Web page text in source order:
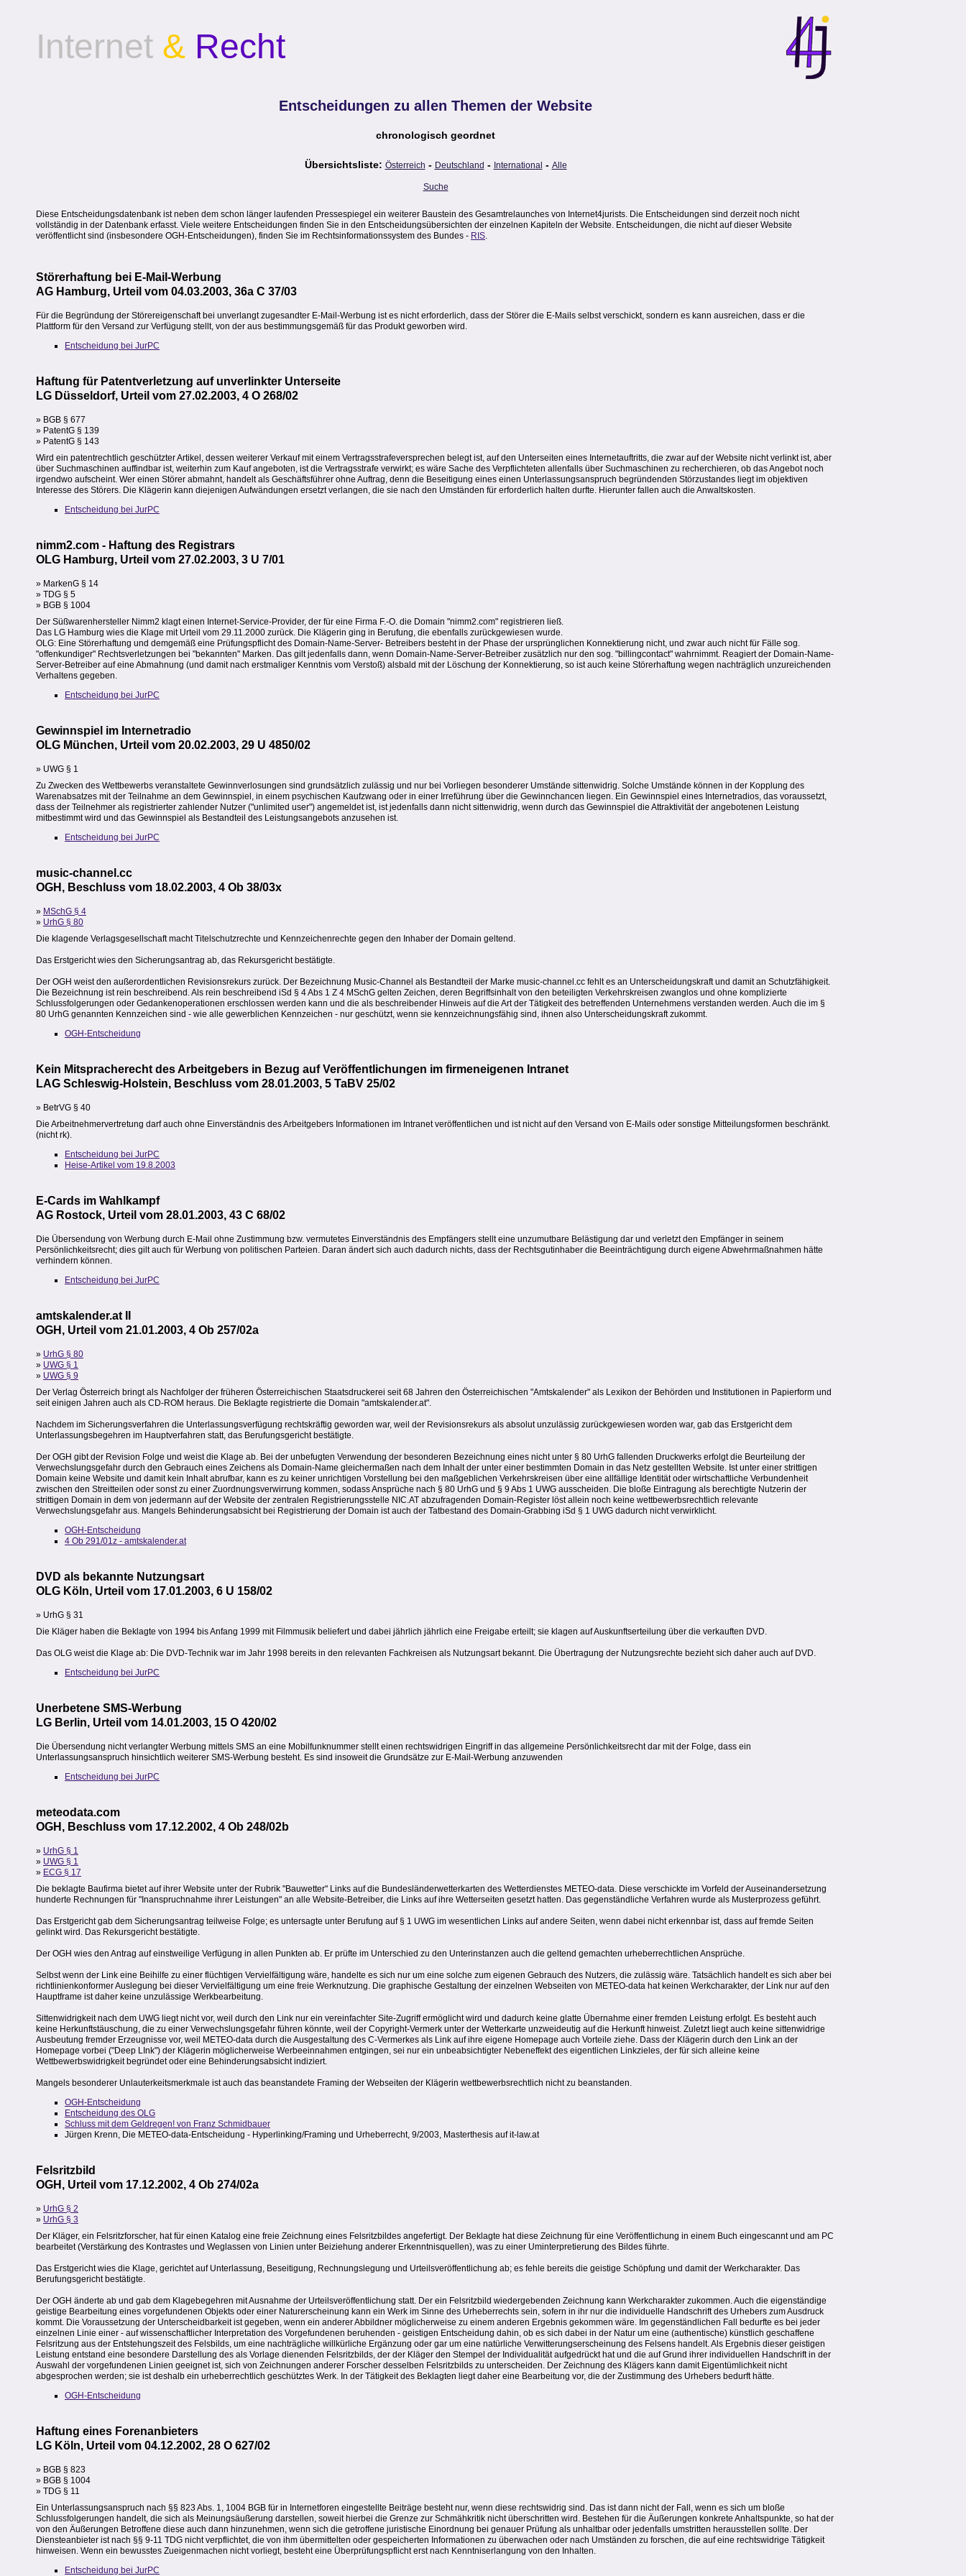
Internet & Recht
Entscheidungen zu allen Themen der Website
chronologisch geordnet
Übersichtsliste: Österreich - Deutschland - International - Alle
Suche
Diese Entscheidungsdatenbank ist neben dem schon länger laufenden Pressespiegel ein weiterer Baustein des Gesamtrelaunches von Internet4jurists. Die Entscheidungen sind derzeit noch nicht
vollständig in der Datenbank erfasst. Viele weitere Entscheidungen finden Sie in den Entscheidungsübersichten der einzelnen Kapiteln der Website. Entscheidungen, die nicht auf dieser Website
veröffentlicht sind (insbesondere OGH-Entscheidungen), finden Sie im Rechtsinformationssystem des Bundes - RIS.
Störerhaftung bei E-Mail-Werbung
AG Hamburg, Urteil vom 04.03.2003, 36a C 37/03
Für die Begründung der Störereigenschaft bei unverlangt zugesandter E-Mail-Werbung ist es nicht erforderlich, dass der Störer die E-Mails selbst verschickt, sondern es kann ausreichen, dass er die
Plattform für den Versand zur Verfügung stellt, von der aus bestimmungsgemäß für das Produkt geworben wird.
Entscheidung bei JurPC
Haftung für Patentverletzung auf unverlinkter Unterseite
LG Düsseldorf, Urteil vom 27.02.2003, 4 O 268/02
» BGB § 677
» PatentG § 139
» PatentG § 143
Wird ein patentrechtlich geschützter Artikel, dessen weiterer Verkauf mit einem Vertragsstrafeversprechen belegt ist, auf den Unterseiten eines Internetauftritts, die zwar auf der Website nicht verlinkt ist, aber
über Suchmaschinen auffindbar ist, weiterhin zum Kauf angeboten, ist die Vertragsstrafe verwirkt; es wäre Sache des Verpflichteten allenfalls über Suchmaschinen zu recherchieren, ob das Angebot noch
irgendwo aufscheint. Wer einen Störer abmahnt, handelt als Geschäftsführer ohne Auftrag, denn die Beseitigung eines einen Unterlassungsanspruch begründenden Störzustandes liegt im objektiven
Interesse des Störers. Die Klägerin kann diejenigen Aufwändungen ersetzt verlangen, die sie nach den Umständen für erforderlich halten durfte. Hierunter fallen auch die Anwaltskosten.
Entscheidung bei JurPC
nimm2.com - Haftung des Registrars
OLG Hamburg, Urteil vom 27.02.2003, 3 U 7/01
» MarkenG § 14
» TDG § 5
» BGB § 1004
Der Süßwarenhersteller Nimm2 klagt einen Internet-Service-Provider, der für eine Firma F.-O. die Domain "nimm2.com" registrieren ließ.
Das LG Hamburg wies die Klage mit Urteil vom 29.11.2000 zurück. Die Klägerin ging in Berufung, die ebenfalls zurückgewiesen wurde.
OLG: Eine Störerhaftung und demgemäß eine Prüfungspflicht des Domain-Name-Server- Betreibers besteht in der Phase der ursprünglichen Konnektierung nicht, und zwar auch nicht für Fälle sog.
"offenkundiger" Rechtsverletzungen bei "bekannten" Marken. Das gilt jedenfalls dann, wenn Domain-Name-Server-Betreiber zusätzlich nur den sog. "billingcontact" wahrnimmt. Reagiert der Domain-Name-
Server-Betreiber auf eine Abmahnung (und damit nach erstmaliger Kenntnis vom Verstoß) alsbald mit der Löschung der Konnektierung, so ist auch keine Störerhaftung wegen nachträglich unzureichenden
Verhaltens gegeben.
Entscheidung bei JurPC
Gewinnspiel im Internetradio
OLG München, Urteil vom 20.02.2003, 29 U 4850/02
» UWG § 1
Zu Zwecken des Wettbewerbs veranstaltete Gewinnverlosungen sind grundsätzlich zulässig und nur bei Vorliegen besonderer Umstände sittenwidrig. Solche Umstände können in der Kopplung des
Warenabsatzes mit der Teilnahme an dem Gewinnspiel, in einem psychischen Kaufzwang oder in einer Irreführung über die Gewinnchancen liegen. Ein Gewinnspiel eines Internetradios, das voraussetzt,
dass der Teilnehmer als registrierter zahlender Nutzer ("unlimited user") angemeldet ist, ist jedenfalls dann nicht sittenwidrig, wenn durch das Gewinnspiel die Attraktivität der angebotenen Leistung
mitbestimmt wird und das Gewinnspiel als Bestandteil des Leistungsangebots anzusehen ist.
Entscheidung bei JurPC
music-channel.cc
OGH, Beschluss vom 18.02.2003, 4 Ob 38/03x
» MSchG § 4
» UrhG § 80
Die klagende Verlagsgesellschaft macht Titelschutzrechte und Kennzeichenrechte gegen den Inhaber der Domain geltend.
Das Erstgericht wies den Sicherungsantrag ab, das Rekursgericht bestätigte.
Der OGH weist den außerordentlichen Revisionsrekurs zurück. Der Bezeichnung Music-Channel als Bestandteil der Marke music-channel.cc fehlt es an Unterscheidungskraft und damit an Schutzfähigkeit.
Die Bezeichnung ist rein beschreibend. Als rein beschreibend iSd § 4 Abs 1 Z 4 MSchG gelten Zeichen, deren Begriffsinhalt von den beteiligten Verkehrskreisen zwanglos und ohne komplizierte
Schlussfolgerungen oder Gedankenoperationen erschlossen werden kann und die als beschreibender Hinweis auf die Art der Tätigkeit des betreffenden Unternehmens verstanden werden. Auch die im §
80 UrhG genannten Kennzeichen sind - wie alle gewerblichen Kennzeichen - nur geschützt, wenn sie kennzeichnungsfähig sind, ihnen also Unterscheidungskraft zukommt.
OGH-Entscheidung
Kein Mitspracherecht des Arbeitgebers in Bezug auf Veröffentlichungen im firmeneigenen Intranet
LAG Schleswig-Holstein, Beschluss vom 28.01.2003, 5 TaBV 25/02
» BetrVG § 40
Die Arbeitnehmervertretung darf auch ohne Einverständnis des Arbeitgebers Informationen im Intranet veröffentlichen und ist nicht auf den Versand von E-Mails oder sonstige Mitteilungsformen beschränkt.
(nicht rk).
Entscheidung bei JurPC
Heise-Artikel vom 19.8.2003
E-Cards im Wahlkampf
AG Rostock, Urteil vom 28.01.2003, 43 C 68/02
Die Übersendung von Werbung durch E-Mail ohne Zustimmung bzw. vermutetes Einverständnis des Empfängers stellt eine unzumutbare Belästigung dar und verletzt den Empfänger in seinem
Persönlichkeitsrecht; dies gilt auch für Werbung von politischen Parteien. Daran ändert sich auch dadurch nichts, dass der Rechtsgutinhaber die Beeinträchtigung durch eigene Abwehrmaßnahmen hätte
verhindern können.
Entscheidung bei JurPC
amtskalender.at II
OGH, Urteil vom 21.01.2003, 4 Ob 257/02a
» UrhG § 80
» UWG § 1
» UWG § 9
Der Verlag Österreich bringt als Nachfolger der früheren Österreichischen Staatsdruckerei seit 68 Jahren den Österreichischen "Amtskalender" als Lexikon der Behörden und Institutionen in Papierform und
seit einigen Jahren auch als CD-ROM heraus. Die Beklagte registrierte die Domain "amtskalender.at".
Nachdem im Sicherungsverfahren die Unterlassungsverfügung rechtskräftig geworden war, weil der Revisionsrekurs als absolut unzulässig zurückgewiesen worden war, gab das Erstgericht dem
Unterlassungsbegehren im Hauptverfahren statt, das Berufungsgericht bestätigte.
Der OGH gibt der Revision Folge und weist die Klage ab. Bei der unbefugten Verwendung der besonderen Bezeichnung eines nicht unter § 80 UrhG fallenden Druckwerks erfolgt die Beurteilung der
Verwechslungsgefahr durch den Gebrauch eines Zeichens als Domain-Name gleichermaßen nach dem Inhalt der unter einer bestimmten Domain in das Netz gestellten Website. Ist unter einer strittigen
Domain keine Website und damit kein Inhalt abrufbar, kann es zu keiner unrichtigen Vorstellung bei den maßgeblichen Verkehrskreisen über eine allfällige Identität oder wirtschaftliche Verbundenheit
zwischen den Streitteilen oder sonst zu einer Zuordnungsverwirrung kommen, sodass Ansprüche nach § 80 UrhG und § 9 Abs 1 UWG ausscheiden. Die bloße Eintragung als berechtigte Nutzerin der
strittigen Domain in dem von jedermann auf der Website der zentralen Registrierungsstelle NIC.AT abzufragenden Domain-Register löst allein noch keine wettbewerbsrechtlich relevante
Verwechslungsgefahr aus. Mangels Behinderungsabsicht bei Registrierung der Domain ist auch der Tatbestand des Domain-Grabbing iSd § 1 UWG dadurch nicht verwirklicht.
OGH-Entscheidung
4 Ob 291/01z - amtskalender.at
DVD als bekannte Nutzungsart
OLG Köln, Urteil vom 17.01.2003, 6 U 158/02
» UrhG § 31
Die Kläger haben die Beklagte von 1994 bis Anfang 1999 mit Filmmusik beliefert und dabei jährlich jährlich eine Freigabe erteilt; sie klagen auf Auskunftserteilung über die verkauften DVD.
Das OLG weist die Klage ab: Die DVD-Technik war im Jahr 1998 bereits in den relevanten Fachkreisen als Nutzungsart bekannt. Die Übertragung der Nutzungsrechte bezieht sich daher auch auf DVD.
Entscheidung bei JurPC
Unerbetene SMS-Werbung
LG Berlin, Urteil vom 14.01.2003, 15 O 420/02
Die Übersendung nicht verlangter Werbung mittels SMS an eine Mobilfunknummer stellt einen rechtswidrigen Eingriff in das allgemeine Persönlichkeitsrecht dar mit der Folge, dass ein
Unterlassungsanspruch hinsichtlich weiterer SMS-Werbung besteht. Es sind insoweit die Grundsätze zur E-Mail-Werbung anzuwenden
Entscheidung bei JurPC
meteodata.com
OGH, Beschluss vom 17.12.2002, 4 Ob 248/02b
» UrhG § 1
» UWG § 1
» ECG § 17
Die beklagte Baufirma bietet auf ihrer Website unter der Rubrik "Bauwetter" Links auf die Bundesländerwetterkarten des Wetterdienstes METEO-data. Diese verschickte im Vorfeld der Auseinandersetzung
hunderte Rechnungen für "Inanspruchnahme ihrer Leistungen" an alle Website-Betreiber, die Links auf ihre Wetterseiten gesetzt hatten. Das gegenständliche Verfahren wurde als Musterprozess geführt.
Das Erstgericht gab dem Sicherungsantrag teilweise Folge; es untersagte unter Berufung auf § 1 UWG im wesentlichen Links auf andere Seiten, wenn dabei nicht erkennbar ist, dass auf fremde Seiten
gelinkt wird. Das Rekursgericht bestätigte.
Der OGH wies den Antrag auf einstweilige Verfügung in allen Punkten ab. Er prüfte im Unterschied zu den Unterinstanzen auch die geltend gemachten urheberrechtlichen Ansprüche.
Selbst wenn der Link eine Beihilfe zu einer flüchtigen Vervielfältigung wäre, handelte es sich nur um eine solche zum eigenen Gebrauch des Nutzers, die zulässig wäre. Tatsächlich handelt es sich aber bei
richtlinienkonformer Auslegung bei dieser Vervielfältigung um eine freie Werknutzung. Die graphische Gestaltung der einzelnen Webseiten von METEO-data hat keinen Werkcharakter, der Link nur auf den
Hauptframe ist daher keine unzulässige Werkbearbeitung.
Sittenwidrigkeit nach dem UWG liegt nicht vor, weil durch den Link nur ein vereinfachter Site-Zugriff ermöglicht wird und dadurch keine glatte Übernahme einer fremden Leistung erfolgt. Es besteht auch
keine Herkunftstäuschung, die zu einer Verwechslungsgefahr führen könnte, weil der Copyright-Vermerk unter der Wetterkarte unzweideutig auf die Herkunft hinweist. Zuletzt liegt auch keine sittenwidrige
Ausbeutung fremder Erzeugnisse vor, weil METEO-data durch die Ausgestaltung des C-Vermerkes als Link auf ihre eigene Homepage auch Vorteile ziehe. Dass der Klägerin durch den Link an der
Homepage vorbei ("Deep LInk") der Klägerin möglicherweise Werbeeinnahmen entgingen, sei nur ein unbeabsichtigter Nebeneffekt des eigentlichen Linkzieles, der für sich alleine keine
Wettbewerbswidrigkeit begründet oder eine Behinderungsabsicht indiziert.
Mangels besonderer Unlauterkeitsmerkmale ist auch das beanstandete Framing der Webseiten der Klägerin wettbewerbsrechtlich nicht zu beanstanden.
OGH-Entscheidung
Entscheidung des OLG
Schluss mit dem Geldregen! von Franz Schmidbauer
Jürgen Krenn, Die METEO-data-Entscheidung - Hyperlinking/Framing und Urheberrecht, 9/2003, Masterthesis auf it-law.at
Felsritzbild
OGH, Urteil vom 17.12.2002, 4 Ob 274/02a
» UrhG § 2
» UrhG § 3
Der Kläger, ein Felsritzforscher, hat für einen Katalog eine freie Zeichnung eines Felsritzbildes angefertigt. Der Beklagte hat diese Zeichnung für eine Veröffentlichung in einem Buch eingescannt und am PC
bearbeitet (Verstärkung des Kontrastes und Weglassen von Linien unter Beiziehung anderer Erkenntnisquellen), was zu einer Uminterpretierung des Bildes führte.
Das Erstgericht wies die Klage, gerichtet auf Unterlassung, Beseitigung, Rechnungslegung und Urteilsveröffentlichung ab; es fehle bereits die geistige Schöpfung und damit der Werkcharakter. Das
Berufungsgericht bestätigte.
Der OGH änderte ab und gab dem Klagebegehren mit Ausnahme der Urteilsveröffentlichung statt. Der ein Felsritzbild wiedergebenden Zeichnung kann Werkcharakter zukommen. Auch die eigenständige
geistige Bearbeitung eines vorgefundenen Objekts oder einer Naturerscheinung kann ein Werk im Sinne des Urheberrechts sein, sofern in ihr nur die individuelle Handschrift des Urhebers zum Ausdruck
kommt. Die Voraussetzung der Unterscheidbarkeit ist gegeben, wenn ein anderer Abbildner möglicherweise zu einem anderen Ergebnis gekommen wäre. Im gegenständlichen Fall bedurfte es bei jeder
einzelnen Linie einer - auf wissenschaftlicher Interpretation des Vorgefundenen beruhenden - geistigen Entscheidung dahin, ob es sich dabei in der Natur um eine (authentische) künstlich geschaffene
Felsritzung aus der Entstehungszeit des Felsbilds, um eine nachträgliche willkürliche Ergänzung oder gar um eine natürliche Verwitterungserscheinung des Felsens handelt. Als Ergebnis dieser geistigen
Leistung entstand eine besondere Darstellung des als Vorlage dienenden Felsritzbilds, der der Kläger den Stempel der Individualität aufgedrückt hat und die auf Grund ihrer individuellen Handschrift in der
Auswahl der vorgefundenen Linien geeignet ist, sich von Zeichnungen anderer Forscher desselben Felsritzbilds zu unterscheiden. Der Zeichnung des Klägers kann damit Eigentümlichkeit nicht
abgesprochen werden; sie ist deshalb ein urheberrechtlich geschütztes Werk. In der Tätigkeit des Beklagten liegt daher eine Bearbeitung vor, die der Zustimmung des Urhebers bedurft hätte.
OGH-Entscheidung
Haftung eines Forenanbieters
LG Köln, Urteil vom 04.12.2002, 28 O 627/02
» BGB § 823
» BGB § 1004
» TDG § 11
Ein Unterlassungsanspruch nach §§ 823 Abs. 1, 1004 BGB für in Internetforen eingestellte Beiträge besteht nur, wenn diese rechtswidrig sind. Das ist dann nicht der Fall, wenn es sich um bloße
Schlussfolgerungen handelt, die sich als Meinungsäußerung darstellen, soweit hierbei die Grenze zur Schmähkritik nicht überschritten wird. Bestehen für die Äußerungen konkrete Anhaltspunkte, so hat der
von den Äußerungen Betroffene diese auch dann hinzunehmen, wenn sich die getroffene juristische Einordnung bei genauer Prüfung als unhaltbar oder jedenfalls umstritten herausstellen sollte. Der
Diensteanbieter ist nach §§ 9-11 TDG nicht verpflichtet, die von ihm übermittelten oder gespeicherten Informationen zu überwachen oder nach Umständen zu forschen, die auf eine rechtswidrige Tätigkeit
hinweisen. Wenn ein bewusstes Zueigenmachen nicht vorliegt, besteht eine Überprüfungspflicht erst nach Kenntniserlangung von den Inhalten.
Entscheidung bei JurPC